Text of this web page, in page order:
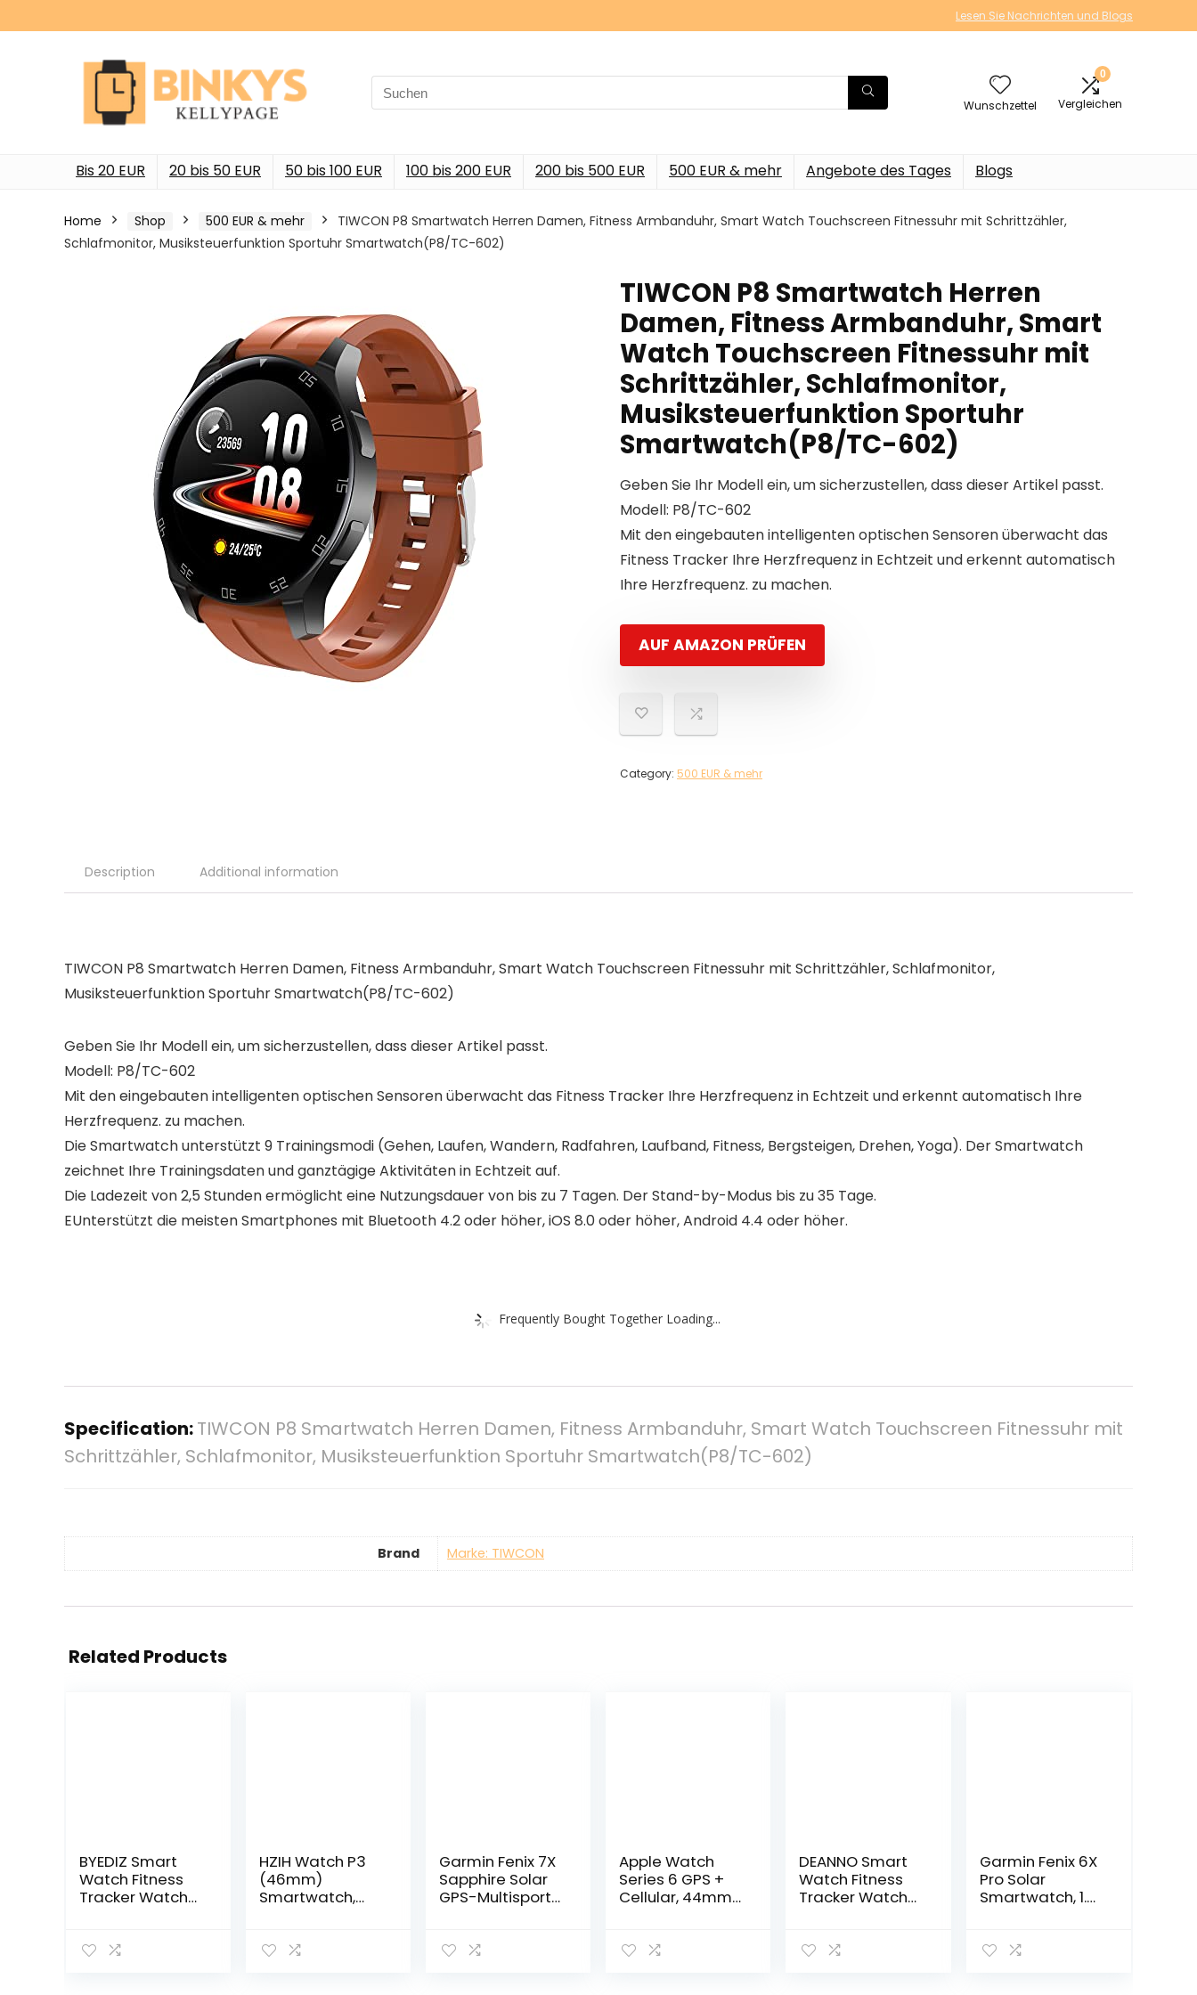
Lesen Sie Nachrichten und Blogs
Search
for:
Wunschzettel
0
Vergleichen
Bis 20 EUR 20 bis 50 EUR 50 bis 100 EUR 100 bis 200 EUR 200 bis 500 EUR 500 EUR & mehr Angebote des Tages Blogs
Home Shop 500 EUR & mehr
TIWCON P8 Smartwatch Herren Damen, Fitness Armbanduhr, Smart Watch Touchscreen Fitnessuhr mit Schrittzähler,
Schlafmonitor, Musiksteuerfunktion Sportuhr Smartwatch(P8/TC-602)
TIWCON P8 Smartwatch Herren
Damen, Fitness Armbanduhr, Smart
Watch Touchscreen Fitnessuhr mit
Schrittzähler, Schlafmonitor,
Musiksteuerfunktion Sportuhr
Smartwatch(P8/TC-602)
Geben Sie Ihr Modell ein, um sicherzustellen, dass dieser Artikel passt.
Modell: P8/TC-602
Mit den eingebauten intelligenten optischen Sensoren überwacht das
Fitness Tracker Ihre Herzfrequenz in Echtzeit und erkennt automatisch
Ihre Herzfrequenz. zu machen.
AUF AMAZON PRÜFEN
Category: 500 EUR & mehr
Description Additional information
TIWCON P8 Smartwatch Herren Damen, Fitness Armbanduhr, Smart Watch Touchscreen Fitnessuhr mit Schrittzähler, Schlafmonitor,
Musiksteuerfunktion Sportuhr Smartwatch(P8/TC-602)
Geben Sie Ihr Modell ein, um sicherzustellen, dass dieser Artikel passt.
Modell: P8/TC-602
Mit den eingebauten intelligenten optischen Sensoren überwacht das Fitness Tracker Ihre Herzfrequenz in Echtzeit und erkennt automatisch Ihre
Herzfrequenz. zu machen.
Die Smartwatch unterstützt 9 Trainingsmodi (Gehen, Laufen, Wandern, Radfahren, Laufband, Fitness, Bergsteigen, Drehen, Yoga). Der Smartwatch
zeichnet Ihre Trainingsdaten und ganztägige Aktivitäten in Echtzeit auf.
Die Ladezeit von 2,5 Stunden ermöglicht eine Nutzungsdauer von bis zu 7 Tagen. Der Stand-by-Modus bis zu 35 Tage.
EUnterstützt die meisten Smartphones mit Bluetooth 4.2 oder höher, iOS 8.0 oder höher, Android 4.4 oder höher.
Frequently Bought Together Loading...
Specification:TIWCON P8 Smartwatch Herren Damen, Fitness Armbanduhr, Smart Watch Touchscreen Fitnessuhr mit
Schrittzähler, Schlafmonitor, Musiksteuerfunktion Sportuhr Smartwatch(P8/TC-602)
Brand Marke: TIWCON
Related Products
BYEDIZ Smart
Watch Fitness
Tracker Watch
ung, 5
HZIH Watch P3
(46mm)
Smartwatch,
Glasbildschirm,
Garmin Fenix 7X
Sapphire Solar
GPS-Multisport-
DLC Titan –
Apple Watch
Series 6 GPS +
Cellular, 44mm
Case with Black
DEANNO Smart
Watch Fitness
Tracker Watch
Bewegungsaufz
Garmin Fenix 6X
Pro Solar
Smartwatch, 1.4″
Titan